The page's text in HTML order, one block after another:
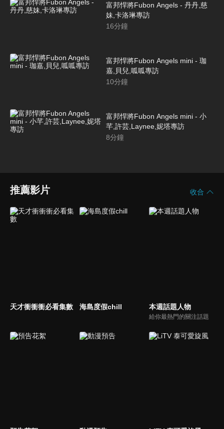
富邦悍將Fubon Angels - 丹丹,慈
妹,卡洛琳專訪
16分鐘
富邦悍將Fubon Angels mini - 珈
嘉,貝兒,呱呱專訪
10分鐘
富邦悍將Fubon Angels mini - 小
芊,許芸,Laynee,妮塔專訪
8分鐘
推薦影片 收合
天才衝衝衝必看集數 海島度假chill 本週話題人物
給你最熱門的關注話題